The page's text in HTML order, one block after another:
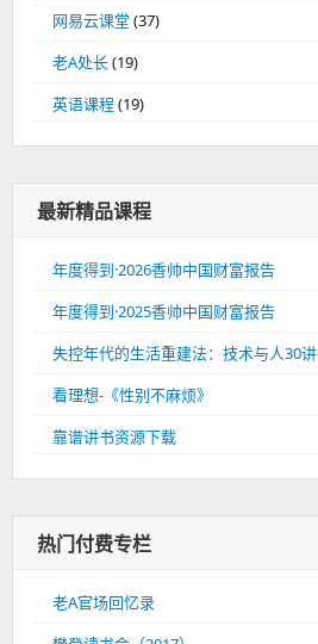
网易云课堂 (37)
老A处长(19)
英语课程(19)
最新精品课程
年度得到·2026香帅中国财富报告
年度得到·2025香帅中国财富报告
失控年代的生活重建法：技术与人30讲
看理想-《性别不麻烦》
靠谱讲书资源下载
热门付费专栏
老A官场回忆录